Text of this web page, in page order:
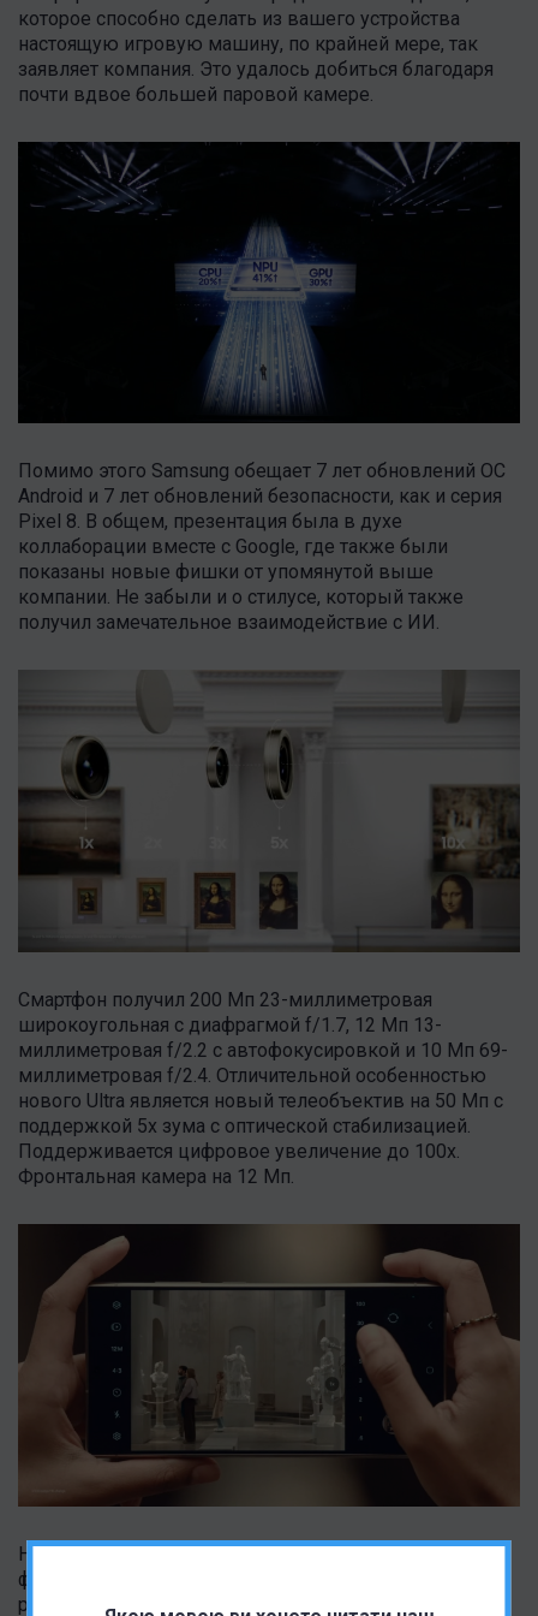
которое способно сделать из вашего устройства
настоящую игровую машину, по крайней мере, так
заявляет компания. Это удалось добиться благодаря
почти вдвое большей паровой камере.
Помимо этого Samsung обещает 7 лет обновлений ОС
Android и 7 лет обновлений безопасности, как и серия
Pixel 8. В общем, презентация была в духе
коллаборации вместе с Google, где также были
показаны новые фишки от упомянутой выше
компании. Не забыли и о стилусе, который также
получил замечательное взаимодействие с ИИ.
Смартфон получил 200 Мп 23-миллиметровая
широкоугольная с диафрагмой f/1.7, 12 Мп 13-
миллиметровая f/2.2 с автофокусировкой и 10 Мп 69-
миллиметровая f/2.4. Отличительной особенностью
нового Ultra является новый телеобъектив на 50 Мп с
поддержкой 5x зума с оптической стабилизацией.
Поддерживается цифровое увеличение до 100x.
Фронтальная камера на 12 Мп.
На презентации было показано несколько примеров
фотографий нового устройства, которые включали
работу камер в различных режимах и использование